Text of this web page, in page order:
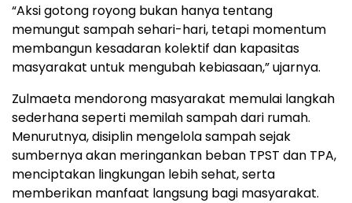
“Aksi gotong royong bukan hanya tentang
memungut sampah sehari-hari, tetapi momentum
membangun kesadaran kolektif dan kapasitas
masyarakat untuk mengubah kebiasaan,” ujarnya.
Zulmaeta mendorong masyarakat memulai langkah
sederhana seperti memilah sampah dari rumah.
Menurutnya, disiplin mengelola sampah sejak
sumbernya akan meringankan beban TPST dan TPA,
menciptakan lingkungan lebih sehat, serta
memberikan manfaat langsung bagi masyarakat.